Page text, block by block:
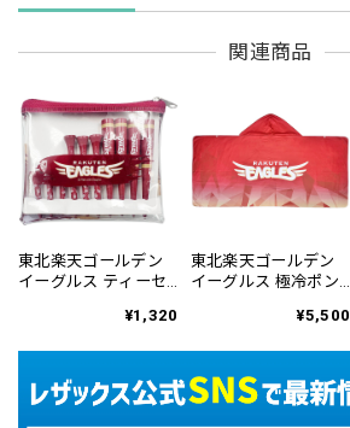
関連商品
東北楽天ゴールデン
イーグルス ティーセ
¥1,320
東北楽天ゴールデン
イーグルス 極冷ポン
¥5,500